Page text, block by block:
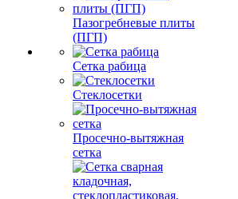
Пазогребневые плиты
(ПГП)
Сетка рабица
Стеклосетки
Просечно-вытяжная
сетка